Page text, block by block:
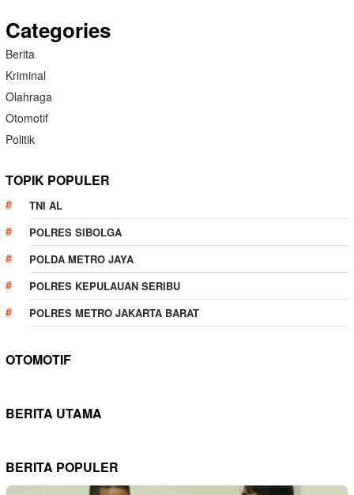
Categories
Berita
Kriminal
Olahraga
Otomotif
Politik
TOPIK POPULER
TNI AL
POLRES SIBOLGA
POLDA METRO JAYA
POLRES KEPULAUAN SERIBU
POLRES METRO JAKARTA BARAT
OTOMOTIF
BERITA UTAMA
BERITA POPULER